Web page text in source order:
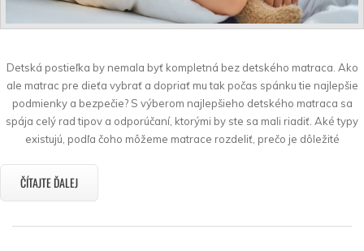
Detská postieľka by nemala byť kompletná bez detského matraca. Ako
ale matrac pre dieťa vybrať a dopriať mu tak počas spánku tie najlepšie
podmienky a bezpečie? S výberom najlepšieho detského matraca sa
spája celý rad tipov a odporúčaní, ktorými by ste sa mali riadiť. Aké typy
existujú, podľa čoho môžeme matrace rozdeliť, prečo je dôležité
ČÍTAJTE ĎALEJ